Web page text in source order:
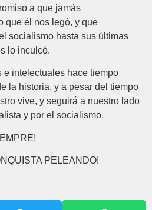
a que jamás
que él nos legó, y que
socialismo hasta sus últimas
lo inculcó.
e intelectuales hace tiempo
la historia, y a pesar del tiempo
vive, y seguirá a nuestro lado
y por el socialismo.
PELEANDO!